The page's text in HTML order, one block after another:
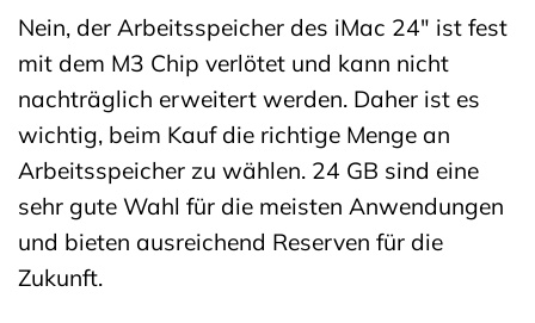
Nein, der Arbeitsspeicher des iMac 24″ ist fest
mit dem M3 Chip verlötet und kann nicht
nachträglich erweitert werden. Daher ist es
wichtig, beim Kauf die richtige Menge an
Arbeitsspeicher zu wählen. 24 GB sind eine
sehr gute Wahl für die meisten Anwendungen
und bieten ausreichend Reserven für die
Zukunft.